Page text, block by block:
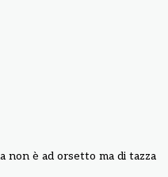
non è ad orsetto ma di tazza